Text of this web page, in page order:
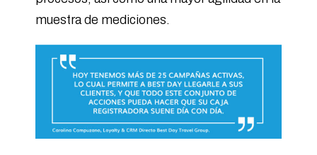
muestra de mediciones.